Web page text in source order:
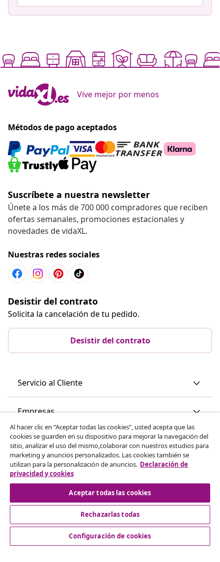
Vive mejor por menos
Métodos de pago aceptados
Suscríbete a nuestra newsletter
Únete a los más de 700 000 compradores que reciben
ofertas semanales, promociones estacionales y
novedades de vidaXL.
Nuestras redes sociales
Desistir del contrato
Solicita la cancelación de tu pedido.
Desistir del contrato
Servicio al Cliente
Empresas
vidaXL
Descubre mas
© 2008-2026 vidaXL www.vidaxl.es es una página web de
Al hacer clic en “Aceptar todas las cookies”, usted acepta que las
cookies se guarden en su dispositivo para mejorar la navegación del
sitio, analizar el uso del mismo,colaborar con nuestros estudios para
marketing y anuncios personalizados. Las cookies también se
utilizan para la personalización de anuncios. Declaración de
privacidad y cookies
Aceptar todas las cookies
Rechazarlas todas
Configuración de cookies